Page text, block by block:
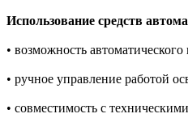
Использование средств
• возможность
• ручное управление работой
• совместимость с